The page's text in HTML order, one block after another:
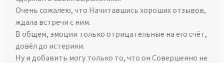
Очень сожалею, что Начитавшись хороших отзывов,
ждала встречи с ним.
В общем, эмоции только отрицательные на его счёт,
довёл до истерики.
Ну и добавить могу только то, что он Совершенно не